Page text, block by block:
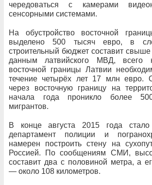
чередоваться с камерами
сенсорными системами.
На обустройство восточной
выделено 500 тысяч евро, в
строительный бюджет составит
данным латвийского МВД, всего
восточной границы Латвии
течение четырёх лет 17 млн евро.
через восточную границу на
начала года проникло более
мигрантов.
В конце августа 2015 года стало
департамент полиции и
намерен построить стену на
Россией. По сообщениям СМИ,
составит два с половиной метра, а
— около 108 километров.